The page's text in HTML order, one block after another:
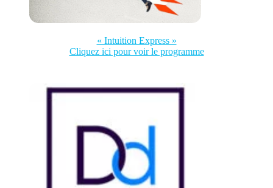
« Intuition Express »
Cliquez ici pour voir le programme